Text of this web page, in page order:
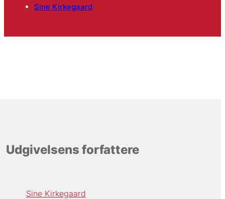
Sine Kirkegaard
Udgivelsens forfattere
Sine Kirkegaard